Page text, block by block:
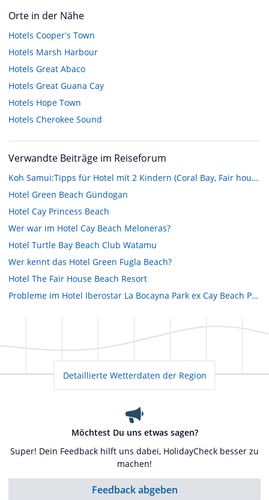
Orte in der Nähe
Hotels Cooperʼs Town
Hotels Marsh Harbour
Hotels Great Abaco
Hotels Great Guana Cay
Hotels Hope Town
Hotels Cherokee Sound
Verwandte Beiträge im Reiseforum
Koh Samui:Tipps für Hotel mit 2 Kindern (Coral Bay, Fair house beach resort, Hotel Impiana Resort?)
Hotel Green Beach Gündogan
Hotel Cay Princess Beach
Wer war im Hotel Cay Beach Meloneras?
Hotel Turtle Bay Beach Club Watamu
Wer kennt das Hotel Green Fugla Beach?
Hotel The Fair House Beach Resort
Probleme im Hotel Iberostar La Bocayna Park ex Cay Beach Papagayos
Detaillierte Wetterdaten der Region
Möchtest Du uns etwas sagen?
Super! Dein Feedback hilft uns dabei, HolidayCheck besser zu
machen!
Feedback abgeben